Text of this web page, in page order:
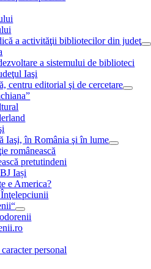
a activităţii bibliotecilor din judeţ
a sistemului de biblioteci
Iaşi
centru editorial şi de cercetare
Iaşi, în România şi în lume
românească
pretutindeni
Iași
e America?
personal